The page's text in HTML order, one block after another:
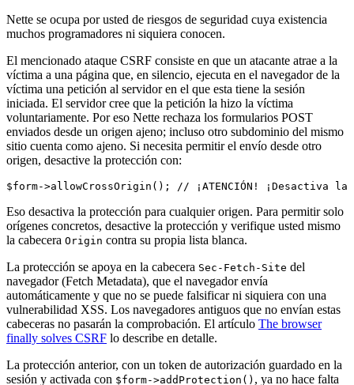
Nette se ocupa por usted de riesgos de seguridad cuya existencia
muchos programadores ni siquiera conocen.
El mencionado ataque CSRF consiste en que un atacante atrae a la
víctima a una página que, en silencio, ejecuta en el navegador de la
víctima una petición al servidor en el que esta tiene la sesión
iniciada. El servidor cree que la petición la hizo la víctima
voluntariamente. Por eso Nette rechaza los formularios POST
enviados desde un origen ajeno; incluso otro subdominio del mismo
sitio cuenta como ajeno. Si necesita permitir el envío desde otro
origen, desactive la protección con:
Eso desactiva la protección para cualquier origen. Para permitir solo
orígenes concretos, desactive la protección y verifique usted mismo
la cabecera Origin contra su propia lista blanca.
La protección se apoya en la cabecera Sec-Fetch-Site del
navegador (Fetch Metadata), que el navegador envía
automáticamente y que no se puede falsificar ni siquiera con una
vulnerabilidad XSS. Los navegadores antiguos que no envían estas
cabeceras no pasarán la comprobación. El artículo The browser
finally solves CSRF lo describe en detalle.
La protección anterior, con un token de autorización guardado en la
sesión y activada con $form->addProtection() , ya no hace falta